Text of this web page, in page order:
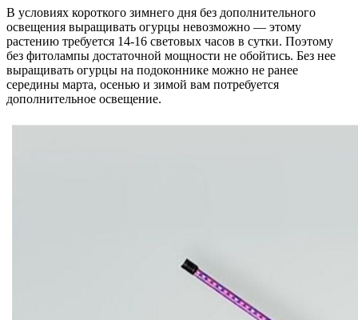
В условиях короткого зимнего дня без дополнительного
освещения выращивать огурцы невозможно — этому
растению требуется 14-16 световых часов в сутки. Поэтому
без фитолампы достаточной мощности не обойтись. Без нее
выращивать огурцы на подоконнике можно не ранее
середины марта, осенью и зимой вам потребуется
дополнительное освещение.